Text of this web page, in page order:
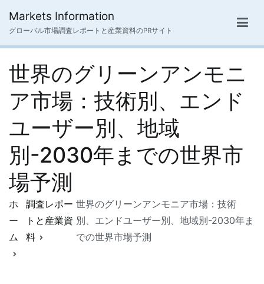
ス
Markets Information
グローバル市場調査レポートと産業資料のPRサイト
世界のグリーンアンモニ
ア市場：技術別、エンド
ユーザー別、地域
別-2030年までの世界市
場予測
ホ
ー
ム
調査レポー
トと産業資
料
世界のグリーンアンモニア市場：技術
別、エンドユーザー別、地域別-2030年ま
での世界市場予測